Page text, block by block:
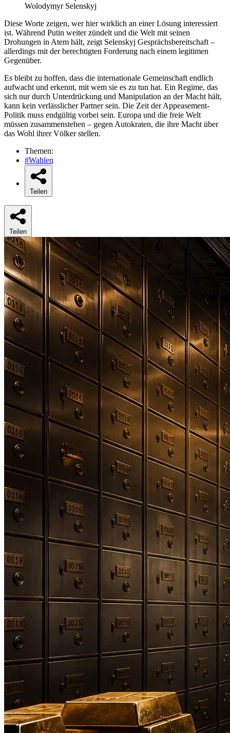
Wolodymyr Selenskyj
Diese Worte zeigen, wer hier wirklich an einer Lösung interessiert
ist. Während Putin weiter zündelt und die Welt mit seinen
Drohungen in Atem hält, zeigt Selenskyj Gesprächsbereitschaft –
allerdings mit der berechtigten Forderung nach einem legitimen
Gegenüber.
Es bleibt zu hoffen, dass die internationale Gemeinschaft endlich
aufwacht und erkennt, mit wem sie es zu tun hat. Ein Regime, das
sich nur durch Unterdrückung und Manipulation an der Macht hält,
kann kein verlässlicher Partner sein. Die Zeit der Appeasement-
Politik muss endgültig vorbei sein. Europa und die freie Welt
müssen zusammenstehen – gegen Autokraten, die ihre Macht über
das Wohl ihrer Völker stellen.
Themen:
#Wahlen
Teilen
Teilen